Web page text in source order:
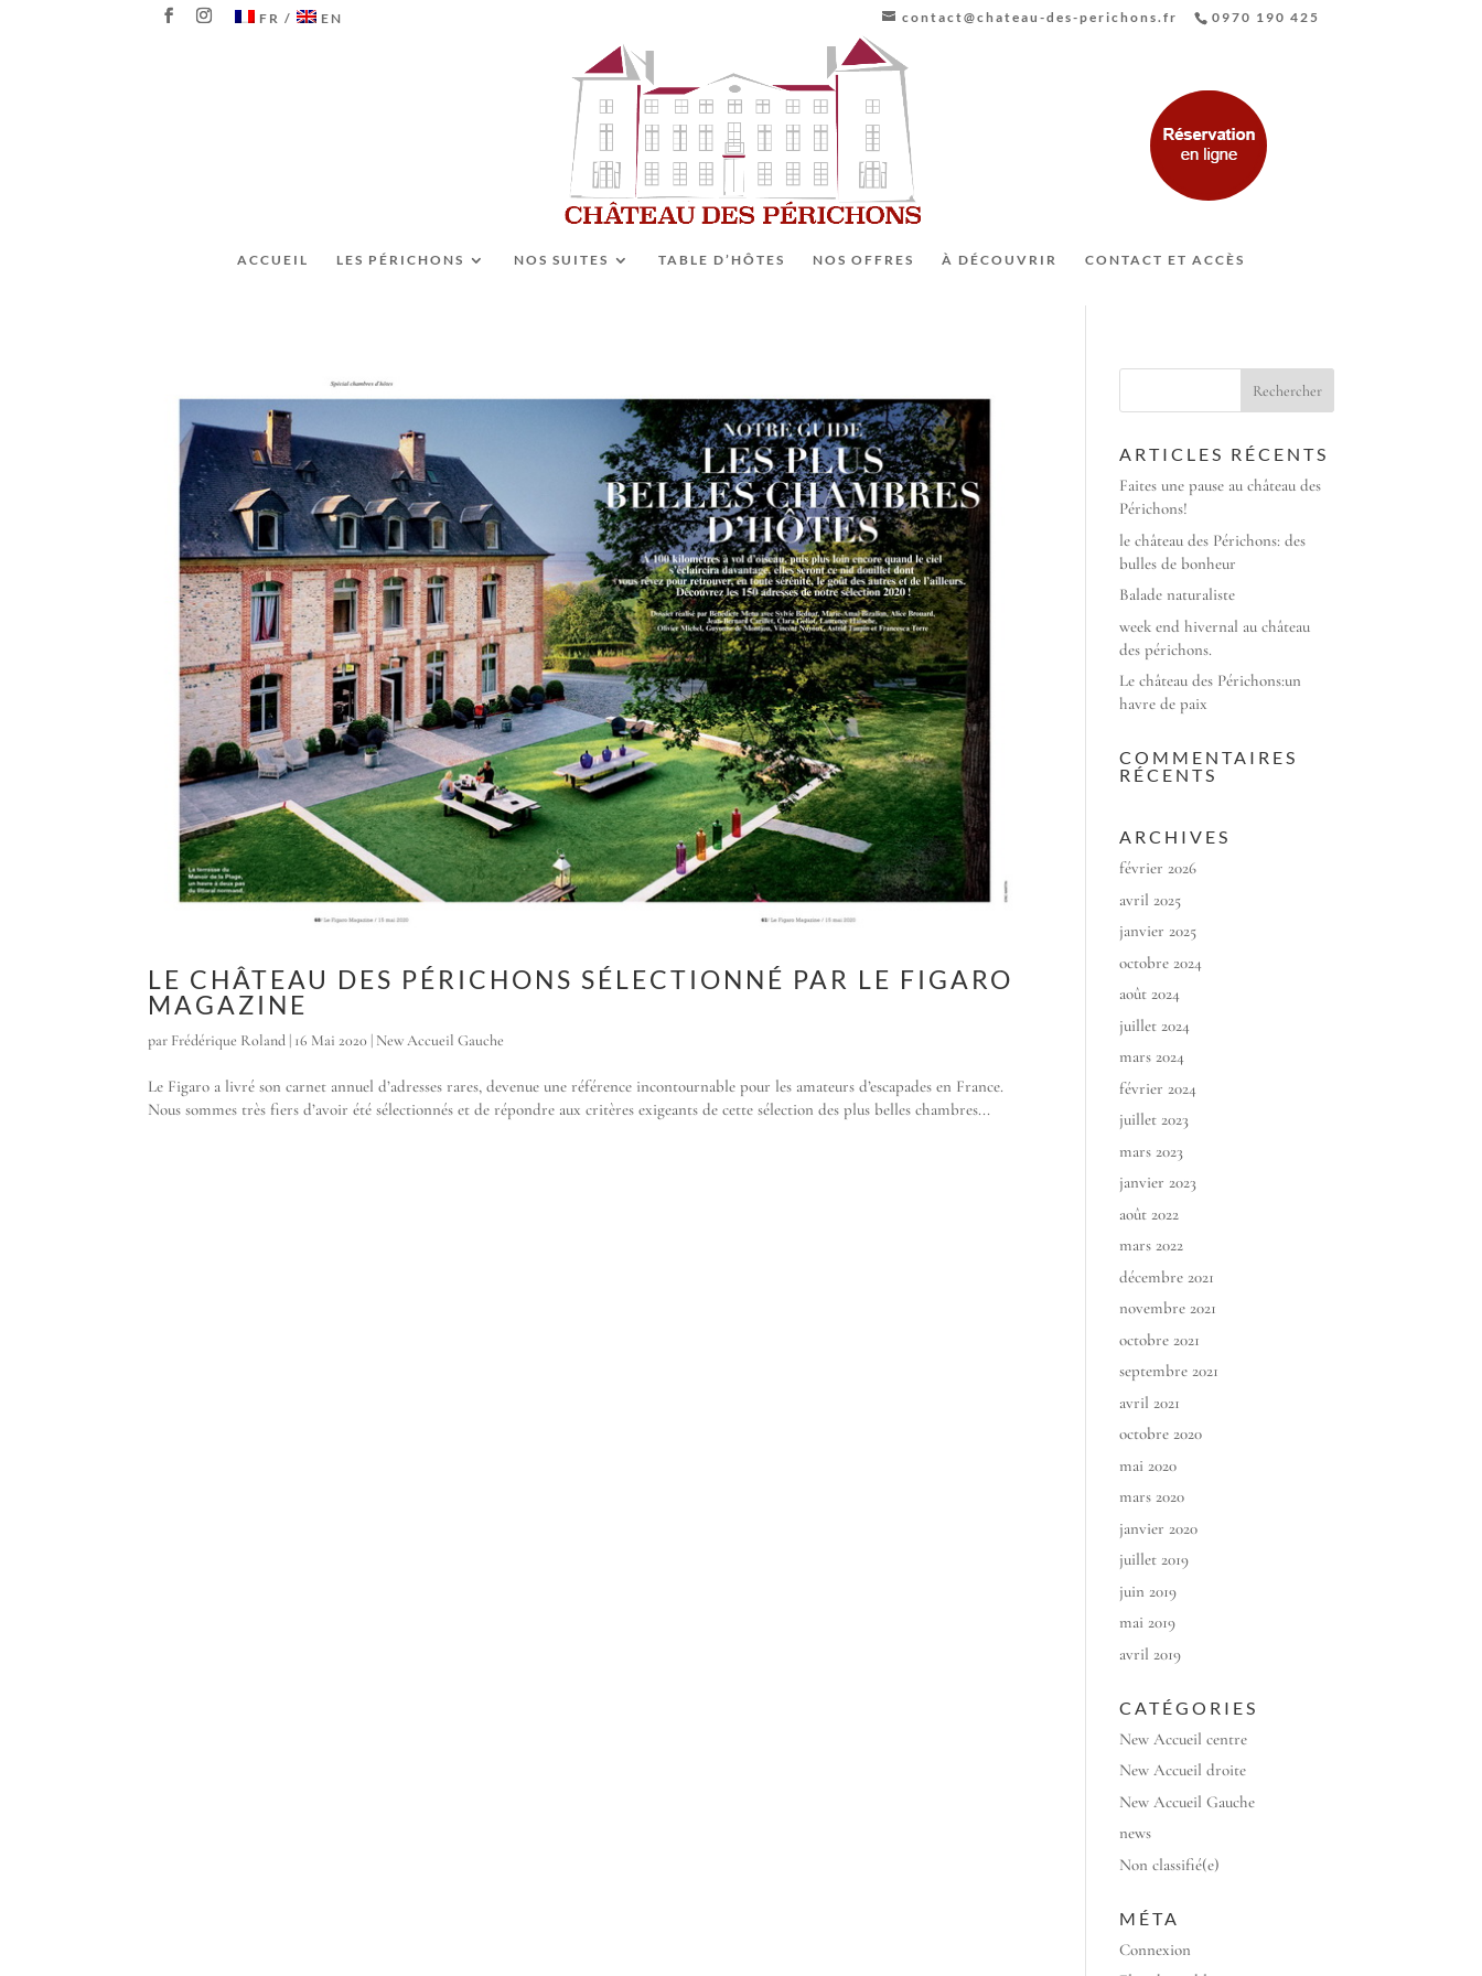
0970 190 425
contact@chateau-des-perichons.fr
FR EN
ACCUEIL LES PÉRICHONS NOS SUITES TABLE D’HÔTES NOS OFFRES À DÉCOUVRIR CONTACT ET ACCÈS
LE CHÂTEAU DES PÉRICHONS SÉLECTIONNÉ PAR LE FIGARO
MAGAZINE
par Frédérique Roland | 16 Mai 2020 | New Accueil Gauche
Le Figaro a livré son carnet annuel d’adresses rares, devenue une référence incontournable pour les amateurs d’escapades en France.
Nous sommes très fiers d’avoir été sélectionnés et de répondre aux critères exigeants de cette sélection des plus belles chambres...
ARTICLES RÉCENTS
Faites une pause au château des
Périchons!
le château des Périchons: des
bulles de bonheur
Balade naturaliste
week end hivernal au château
des périchons.
Le château des Périchons:un
havre de paix
COMMENTAIRES
RÉCENTS
ARCHIVES
février 2026
avril 2025
janvier 2025
octobre 2024
août 2024
juillet 2024
mars 2024
février 2024
juillet 2023
mars 2023
janvier 2023
août 2022
mars 2022
décembre 2021
novembre 2021
octobre 2021
septembre 2021
avril 2021
octobre 2020
mai 2020
mars 2020
janvier 2020
juillet 2019
juin 2019
mai 2019
avril 2019
CATÉGORIES
New Accueil centre
New Accueil droite
New Accueil Gauche
news
Non classifié(e)
MÉTA
Connexion